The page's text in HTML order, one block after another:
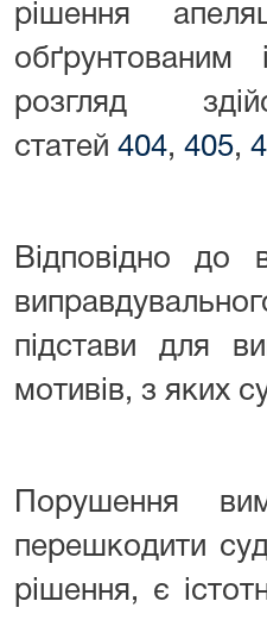
рішення
розгляд
статей 404, 405,
Відповідно до
підстави для
мотивів, з яких
Порушення
перешкодити
рішення, є